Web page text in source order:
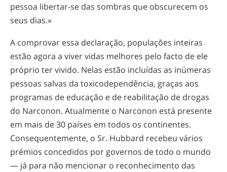
Todas as Regiões/Línguas
pessoa libertar-­se das sombras que obscurecem os
seus dias.»
A comprovar essa declaração, populações inteiras
estão agora a viver vidas melhores pelo facto de ele
próprio ter vivido. Nelas estão incluídas as inúmeras
pessoas salvas da toxicodependência, graças aos
programas de educação e de reabilitação de drogas
do Narconon. Atualmente o Narconon está presente
em mais de 30 países em todos os continentes.
Consequentemente, o Sr. Hubbard recebeu vários
prémios concedidos por governos de todo o mundo
— já para não mencionar o reconhecimento das